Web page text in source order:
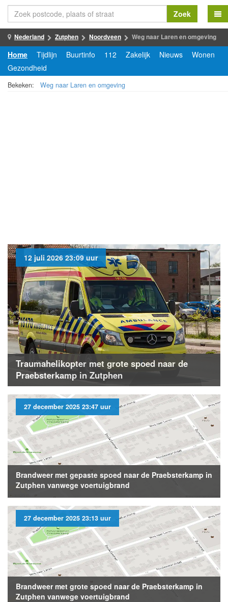
Zoek
Nederland Zutphen Noordveen Weg naar Laren en omgeving
Home Tijdlijn Buurtinfo 112 Zakelijk Nieuws
Wonen
Gezondheid
Bekeken: Weg naar Laren en omgeving
12 juli 2026 23:09 uur
Traumahelikopter met grote spoed naar de
Praebsterkamp in Zutphen
27 december 2025 23:47 uur
Brandweer met gepaste spoed naar de Praebsterkamp in
Zutphen vanwege voertuigbrand
27 december 2025 23:13 uur
Brandweer met grote spoed naar de Praebsterkamp in
Zutphen vanwege voertuigbrand